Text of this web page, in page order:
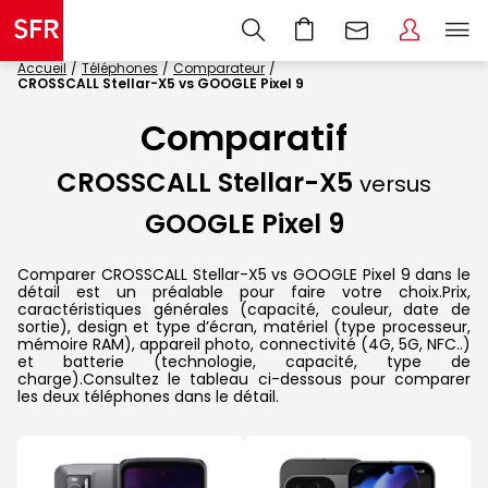
Accueil Téléphones
Comparateur
CROSSCALL Stellar-X5 vs GOOGLE Pixel 9
Comparatif
CROSSCALL Stellar-X5 versus
GOOGLE Pixel 9
Comparer CROSSCALL Stellar-X5 vs GOOGLE Pixel 9 dans le
détail est un préalable pour faire votre choix.Prix,
caractéristiques générales (capacité, couleur, date de
sortie), design et type d’écran, matériel (type processeur,
mémoire RAM), appareil photo, connectivité (4G, 5G, NFC..)
et batterie (technologie, capacité, type de
charge).Consultez le tableau ci-dessous pour comparer
les deux téléphones dans le détail.